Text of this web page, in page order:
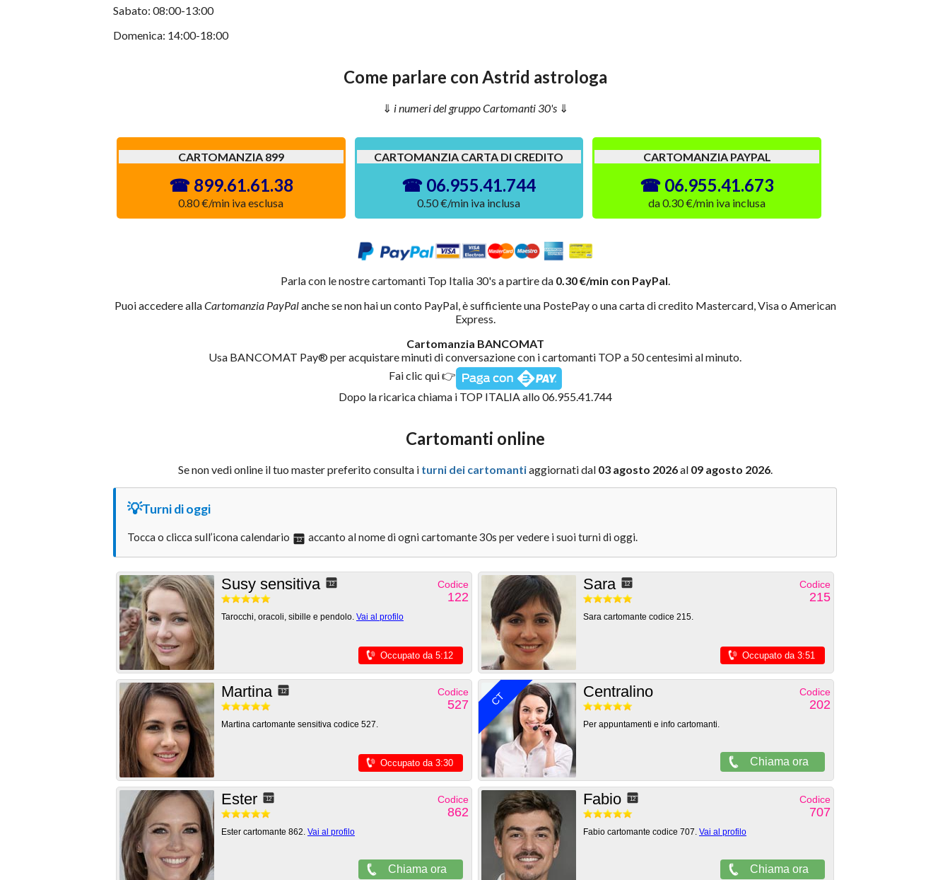
Sabato: 08:00-13:00
Domenica: 14:00-18:00
Come parlare con Astrid astrologa
i numeri del gruppo Cartomanti 30's
CARTOMANZIA 899
899.61.61.38
0.80 €/min iva esclusa
CARTOMANZIA CARTA DI CREDITO
06.955.41.744
0.50 €/min iva inclusa
CARTOMANZIA PAYPAL
06.955.41.673
da 0.30 €/min iva inclusa
Parla con le nostre cartomanti Top Italia 30's a partire da 0.30 €/min con PayPal
Puoi accedere allaCartomanzia PayPalanche se non hai un conto PayPal, è sufficiente una PostePay o una carta di credito Mastercard, Visa o American
Express.
Cartomanzia BANCOMAT
Usa BANCOMAT Pay® per acquistare minuti di conversazione con i cartomanti TOP a 50 centesimi al minuto.
Fai clic qui 👉
Dopo la ricarica chiama i TOP ITALIA allo 06.955.41.744
Cartomanti online
Se non vedi online il tuo master preferito consulta i turni dei cartomantiaggiornati dal 03 agosto 2026al 09 agosto 2026.
💡Turni di oggi
Tocca o clicca sull’icona calendario 12 accanto al nome di ogni cartomante 30s per vedere i suoi turni di oggi.